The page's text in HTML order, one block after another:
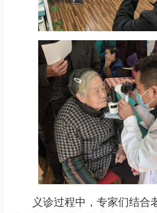
义诊过程中，专家们结合